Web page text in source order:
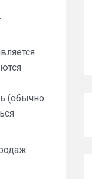
(обычно